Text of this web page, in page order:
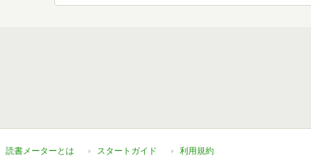
読書メーターとは スタートガイド 利用規約